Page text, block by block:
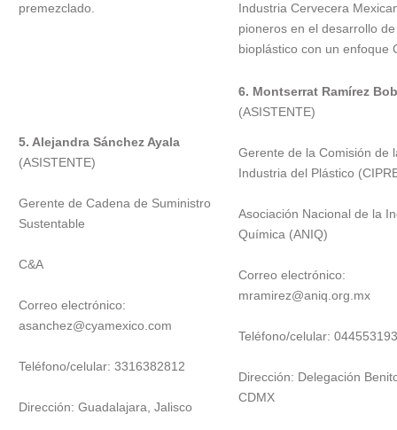
premezclado.
Industria Cervecera
pioneros en el desarrollo de
bioplástico con un enfoque
5. Alejandra Sánchez Ayala
(ASISTENTE)
Gerente de Cadena de Suministro
Sustentable
C&A
Correo electrónico:
asanchez@cyamexico.com
Teléfono/celular: 3316382812
Dirección: Guadalajara, Jalisco
6. Montserrat Ramírez
(ASISTENTE)
Gerente de la Comisión de
Industria del Plástico
Asociación Nacional de la
Química (ANIQ)
Correo electrónico:
mramirez@aniq.org.mx
Teléfono/celular:
Dirección: Delegación
CDMX